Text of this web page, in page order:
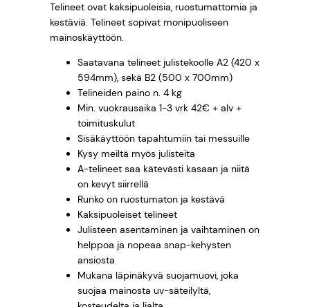
Telineet ovat kaksipuoleisia, ruostumattomia ja
kestäviä. Telineet sopivat monipuoliseen
mainoskäyttöön.
Saatavana telineet julistekoolle A2 (420 x
594mm), sekä B2 (500 x 700mm)
Telineiden paino n. 4 kg
Min. vuokrausaika 1-3 vrk 42€ + alv +
toimituskulut
Sisäkäyttöön tapahtumiin tai messuille
Kysy meiltä myös julisteita
A-telineet saa kätevästi kasaan ja niitä
on kevyt siirrellä
Runko on ruostumaton ja kestävä
Kaksipuoleiset telineet
Julisteen asentaminen ja vaihtaminen on
helppoa ja nopeaa snap-kehysten
ansiosta
Mukana läpinäkyvä suojamuovi, joka
suojaa mainosta uv-säteilyltä,